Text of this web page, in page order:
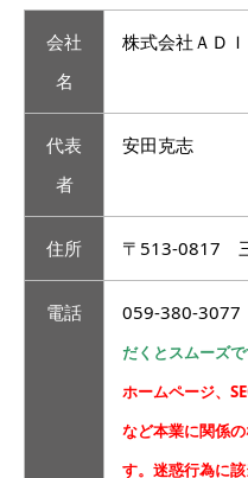
会社
名
株式会社ＡＤＩ
代表
者
安田克志
住所 〒513-0817
電話 059-380-
だくとスムーズ
ホームページ、
など本業に関係
す。迷惑行為に